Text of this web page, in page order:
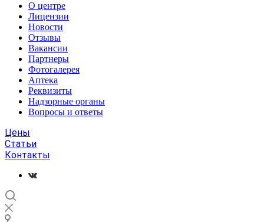
О центре
Лицензии
Новости
Отзывы
Вакансии
Партнеры
Фотогалерея
Аптека
Реквизиты
Надзорные органы
Вопросы и ответы
Цены
Статьи
Контакты